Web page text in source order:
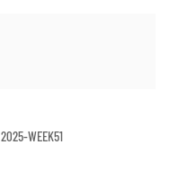
2025-WEEK51